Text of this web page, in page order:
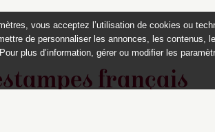
français
vous acceptez l’utilisation de cookies ou
de personnaliser les annonces, les contenus,
plus d’information, gérer ou modifier les